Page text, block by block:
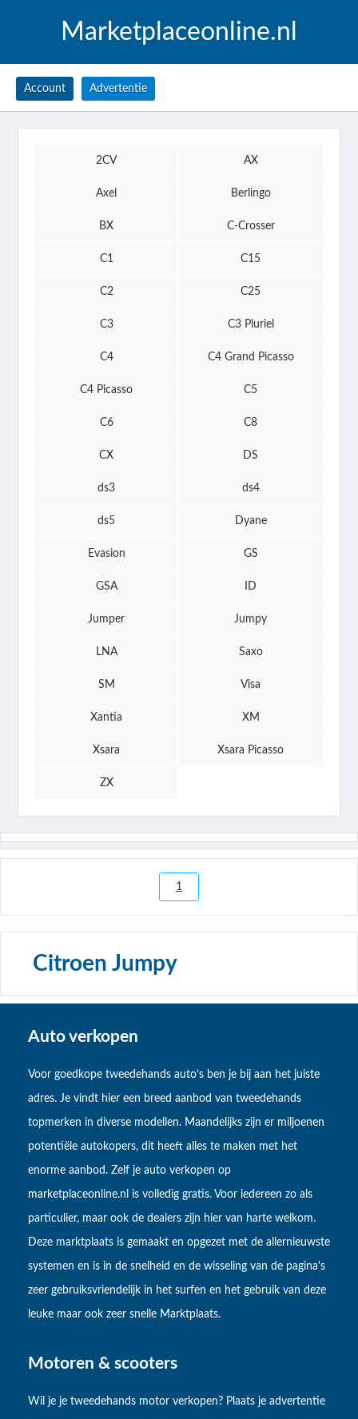
Marketplaceonline.nl
Account Advertentie
2CV AX
Axel Berlingo
BX C-Crosser
C1 C15
C2 C25
C3 C3 Pluriel
C4 C4 Grand Picasso
C4 Picasso C5
C6 C8
CX DS
ds3 ds4
ds5 Dyane
Evasion GS
GSA ID
Jumper Jumpy
LNA Saxo
SM Visa
Xantia XM
Xsara Xsara Picasso
ZX
1
Citroen Jumpy
Auto verkopen
Voor goedkope tweedehands auto’s ben je bij aan het juiste
adres. Je vindt hier een breed aanbod van tweedehands
topmerken in diverse modellen. Maandelijks zijn er miljoenen
potentiële autokopers, dit heeft alles te maken met het
enorme aanbod. Zelf je auto verkopen op
marketplaceonline.nl is volledig gratis. Voor iedereen zo als
particulier, maar ook de dealers zijn hier van harte welkom.
Deze marktplaats is gemaakt en opgezet met de allernieuwste
systemen en is in de snelheid en de wisseling van de pagina's
zeer gebruiksvriendelijk in het surfen en het gebruik van deze
leuke maar ook zeer snelle Marktplaats.
Motoren & scooters
Wil je je tweedehands motor verkopen? Plaats je advertentie